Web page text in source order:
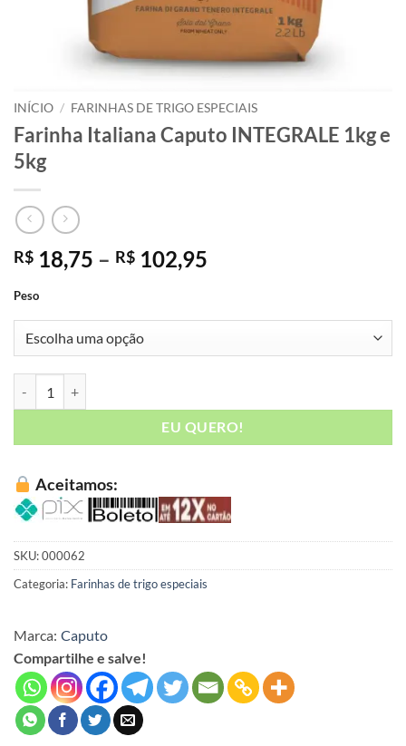
INÍCIO / FARINHAS DE TRIGO ESPECIAIS
Farinha Italiana Caputo INTEGRALE 1kg e
5kg
R$ 18,75 – R$ 102,95
R$ 18,75
Peso
EU QUERO!
Aceitamos:
SKU:000062
Categoria: Farinhas de trigo especiais
Marca: Caputo
Compartilhe e salve!